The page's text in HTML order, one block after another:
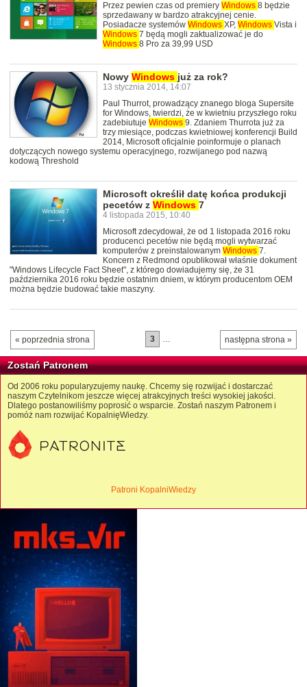
Przez pewien czas od premiery Windows 8 będzie
sprzedawany w bardzo atrakcyjnej cenie.
Posiadacze systemów Windows XP, Windows Vista i
Windows 7 będą mogli zaktualizować je do
Windows 8 Pro za 39,99 USD
Nowy Windows już za rok?
13 stycznia 2014, 14:07
Paul Thurrot, prowadzący znanego bloga Supersite
for Windows, twierdzi, że w kwietniu przyszłego roku
zadebiutuje Windows 9. Zdaniem Thurrota już za
trzy miesiące, podczas kwietniowej konferencji Build
2014, Microsoft oficjalnie poinformuje o planach
dotyczących nowego systemu operacyjnego, rozwijanego pod nazwą
kodową Threshold
Microsoft określił datę końca produkcji
pecetów z Windows 7
4 listopada 2015, 10:40
Microsoft zdecydował, że od 1 listopada 2016 roku
producenci pecetów nie będą mogli wytwarzać
komputerów z preinstalowanym Windows 7.
Koncern z Redmond opublikował właśnie dokument
"Windows Lifecycle Fact Sheet", z którego dowiadujemy się, że 31
października 2016 roku będzie ostatnim dniem, w którym producentom OEM
można będzie budować takie maszyny.
« poprzednia strona następna strona »
3 …
Zostań Patronem
Od 2006 roku popularyzujemy naukę. Chcemy się rozwijać i dostarczać
naszym Czytelnikom jeszcze więcej atrakcyjnych treści wysokiej jakości.
Dlatego postanowiliśmy poprosić o wsparcie. Zostań naszym Patronem i
pomóż nam rozwijać KopalnięWiedzy.
Patroni KopalniWiedzy